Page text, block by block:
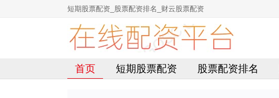
短期股票配资_股票配资排名_财云股票配资
首页 短期股票配资 股票配资排名